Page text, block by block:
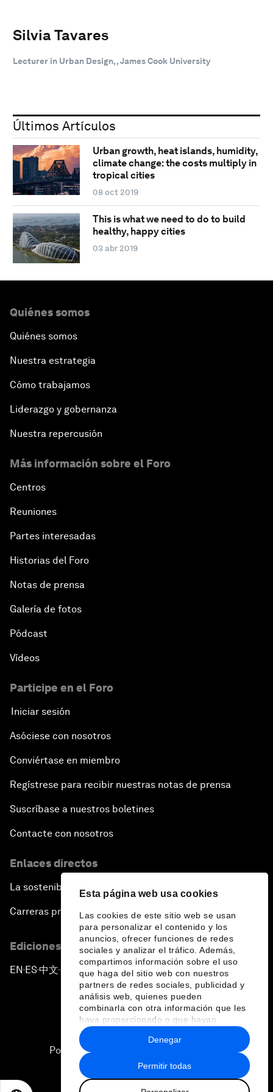
Esta página web usa cookies
Las cookies de este sitio web se usan
para personalizar el contenido y los
anuncios, ofrecer funciones de redes
sociales y analizar el tráfico. Además,
compartimos información sobre el uso
que haga del sitio web con nuestros
partners de redes sociales, publicidad y
análisis web, quienes pueden
combinarla con otra información que les
haya proporcionado o que hayan
recopilado a partir del uso que haya
hecho de sus servicios.
Permitir todas
Denegar
Silvia Tavares
Lecturer in Urban Design, , James Cook University
Últimos Artículos
Urban growth, heat islands, humidity,
climate change: the costs multiply in
tropical cities
08 oct 2019
This is what we need to do to build
healthy, happy cities
03 abr 2019
Quiénes somos
Quiénes somos
Nuestra estrategia
Cómo trabajamos
Liderazgo y gobernanza
Nuestra repercusión
Más información sobre el Foro
Centros
Reuniones
Partes interesadas
Historias del Foro
Notas de prensa
Galería de fotos
Pódcast
Vídeos
Participe en el Foro
Iniciar sesión
Asóciese con nosotros
Conviértase en miembro
Regístrese para recibir nuestras notas de prensa
Suscríbase a nuestros boletines
Contacte con nosotros
Enlaces directos
La sostenibilidad en el Foro
Carreras profesionales
Ediciones en otros idiomas
EN ▪ES▪中文▪ 日本語
Política de privacidad y normas de uso
Sitemap